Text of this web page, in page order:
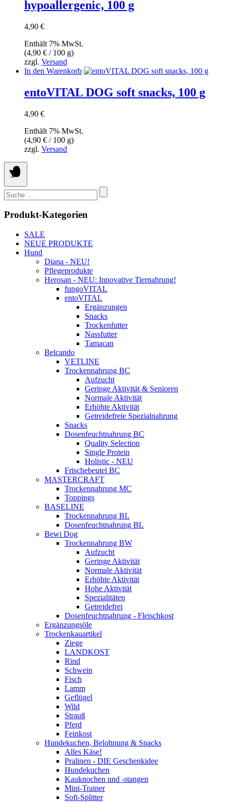
hypoallergenic, 100 g
4,90 €
Enthält 7% MwSt.
(4,90 € / 100 g)
zzgl. Versand
In den Warenkorb
entoVITAL DOG soft snacks, 100 g
4,90 €
Enthält 7% MwSt.
(4,90 € / 100 g)
zzgl. Versand
Suchen
nach:
Produkt-Kategorien
SALE
NEUE PRODUKTE
Hund
Diana - NEU!
Pflegeprodukte
Herosan - NEU: Innovative Tiernahrung!
fungoVITAL
entoVITAL
Ergänzungen
Snacks
Trockenfutter
Nassfutter
Tamacan
Belcando
VETLINE
Trockennahrung BC
Aufzucht
Geringe Aktivität & Senioren
Normale Aktivität
Erhöhte Aktivität
Getreidefreie Spezialnahrung
Snacks
Dosenfeuchtnahrung BC
Quality Selection
Single Protein
Holistic - NEU
Frischebeutel BC
MASTERCRAFT
Trockennahrung MC
Toppings
BASELINE
Trockennahrung BL
Dosenfeuchtnahrung BL
Bewi Dog
Trockennahrung BW
Aufzucht
Geringe Aktivität
Normale Aktivität
Erhöhte Aktivität
Hohe Aktivität
Spezialitäten
Getreidefrei
Dosenfeuchtnahrung - Fleischkost
Ergänzungsöle
Trockenkauartikel
Ziege
LANDKOST
Rind
Schwein
Fisch
Lamm
Geflügel
Wild
Strauß
Pferd
Feinkost
Hundekuchen, Belohnung & Snacks
Alles Käse!
Pralinen - DIE Geschenkidee
Hundekuchen
Kauknochen und -stangen
Mini-Trainer
Soft-Splitter